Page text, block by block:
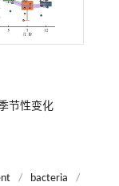
节性变化
/ bacteria
/